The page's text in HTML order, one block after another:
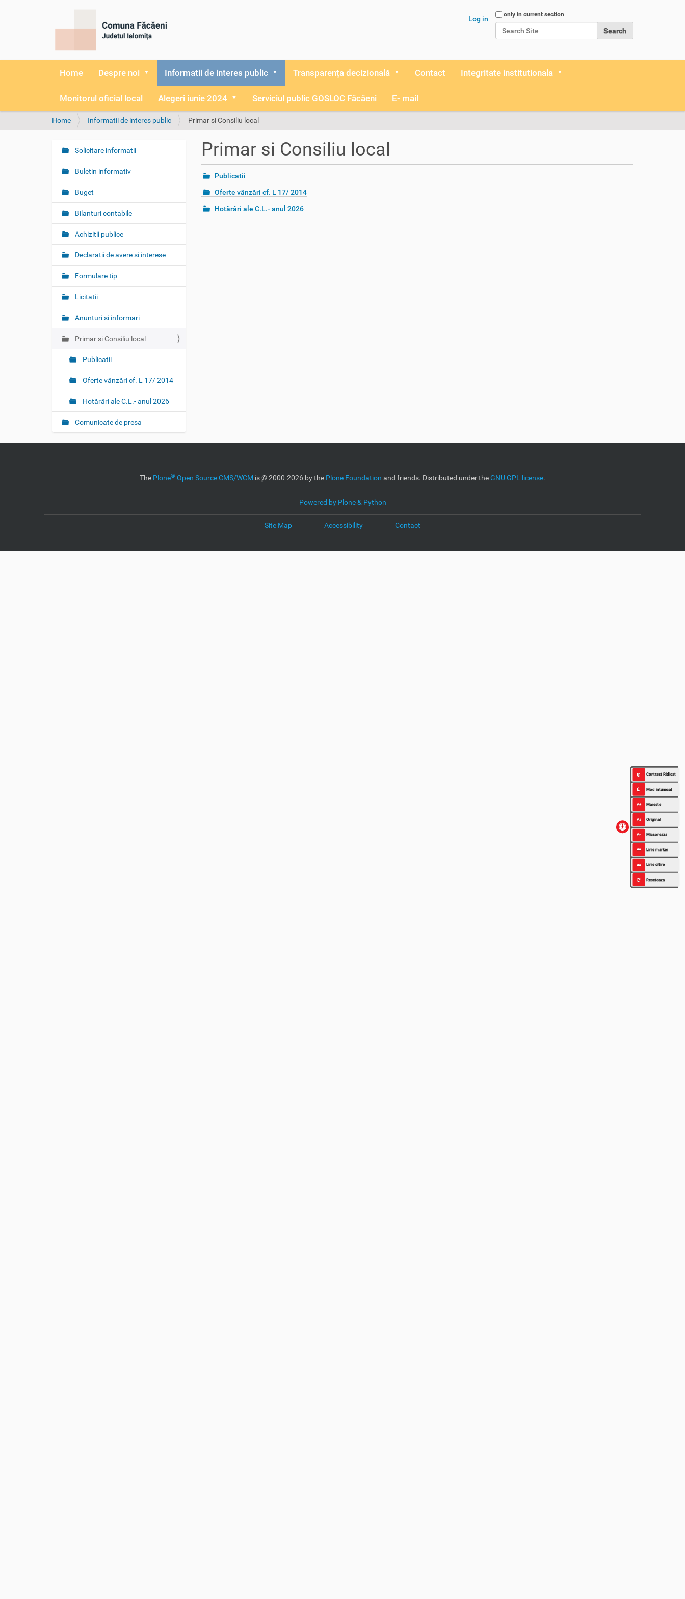
Contrast Ridicat
Mod intunecat
A+ Mareste
Aa Original
A- Micsoreaza
Linie marker
Linie citire
Reseteaza
Search Site
only in current section
Log in
Home Despre noi Informatii de interes public Transparența decizională Contact Integritate institutionala
Monitorul oficial local Alegeri iunie 2024 Serviciul public GOSLOC Făcăeni E- mail
Y
u
r
h
r
:
Home Informatii de interes public Primar si Consiliu local
Primar si Consiliu local
Publicatii
Oferte vânzări cf. L 17/ 2014
Hotărâri ale C.L.- anul 2026
N
i
g
a
t
i
o
n
Solicitare informatii
Buletin informativ
Buget
Bilanturi contabile
Achizitii publice
Declaratii de avere si interese
Formulare tip
Licitatii
Anunturi si informari
Primar si Consiliu local
Publicatii
Oferte vânzări cf. L 17/ 2014
Hotărâri ale C.L.- anul 2026
Comunicate de presa
The Plone® Open Source CMS/WCM is©2000-2026 by the Plone Foundation and friends. Distributed under theGNU GPL license.
Powered by Plone & Python
Site Map Accessibility Contact